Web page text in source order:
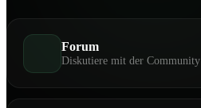
Forum
Diskutiere mit der Community